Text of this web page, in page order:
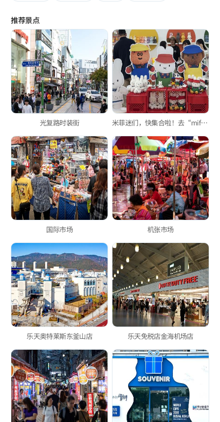
推荐景点
光复路时装街 米菲迷们，快集合啦！去“miffy cafe BUSAN”集合
国际市场 机张市场
乐天奥特莱斯东釜山店 乐天免税店金海机场店